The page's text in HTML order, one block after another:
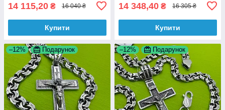
14 115,20 ₴ 16 040 ₴
Купити
14 348,40 ₴ 16 305 ₴
Купити
–12% Подарунок –12% Подарунок